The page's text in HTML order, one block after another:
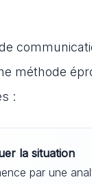
méthode
:
la situation
par une